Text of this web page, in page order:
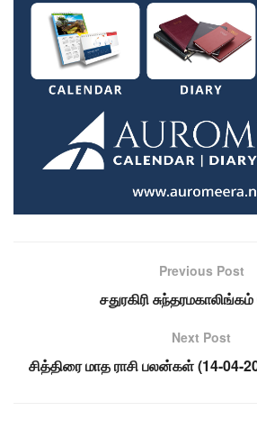
Previous Post
சதுரகிரி
Next Post
சித்திரை மாத ராசி பலன்கள் (14-04-